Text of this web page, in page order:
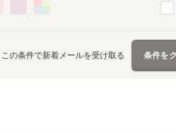
この条件で新着メールを受け取る 条件を